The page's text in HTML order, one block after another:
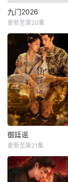
九门2026
更新至第20集
御廷谣
更新至第21集